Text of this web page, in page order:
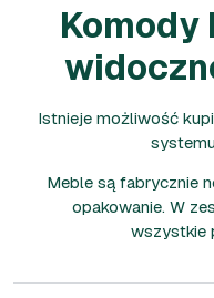
Komody
Istnieje możliwość
Meble są fabrycznie
opakowanie. W
wszystkie